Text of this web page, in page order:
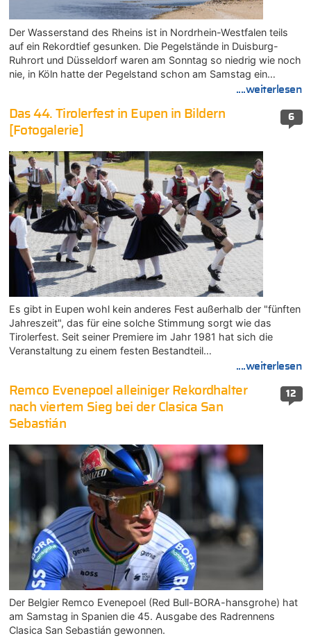
Der Wasserstand des Rheins ist in Nordrhein-Westfalen teils
auf ein Rekordtief gesunken. Die Pegelstände in Duisburg-
Ruhrort und Düsseldorf waren am Sonntag so niedrig wie noch
nie, in Köln hatte der Pegelstand schon am Samstag ein…
....weiterlesen
6
Das 44. Tirolerfest in Eupen in Bildern
[Fotogalerie]
Es gibt in Eupen wohl kein anderes Fest außerhalb der "fünften
Jahreszeit", das für eine solche Stimmung sorgt wie das
Tirolerfest. Seit seiner Premiere im Jahr 1981 hat sich die
Veranstaltung zu einem festen Bestandteil…
....weiterlesen
12
Remco Evenepoel alleiniger Rekordhalter
nach viertem Sieg bei der Clasica San
Sebastián
Der Belgier Remco Evenepoel (Red Bull-BORA-hansgrohe) hat
am Samstag in Spanien die 45. Ausgabe des Radrennens
Clasica San Sebastián gewonnen.